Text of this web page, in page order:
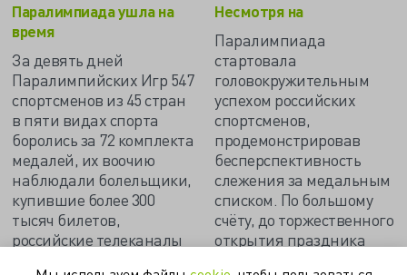
Паралимпиада ушла на
время
За девять дней
Паралимпийских Игр 547
спортсменов из 45 стран
в пяти видах спорта
боролись за 72 комплекта
медалей, их воочию
наблюдали болельщики,
купившие более 300
тысяч билетов,
российские телеканалы
Несмотря на
Паралимпиада
стартовала
головокружительным
успехом российских
спортсменов,
продемонстрировав
бесперспективность
слежения за медальным
списком. По большому
счёту, до торжественного
открытия праздника